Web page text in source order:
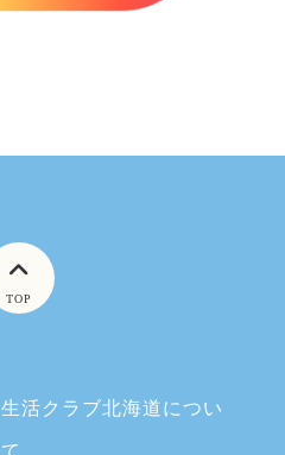
TOP
生活クラブ北海道につい
て